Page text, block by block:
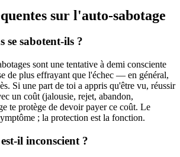
sur l'auto-sabotage
se sabotent-ils ?
sont une tentative à demi consciente
de plus effrayant que l'échec — en général,
Si une part de toi a appris qu'être vu, réussir
un coût (jalousie, rejet, abandon,
te protège de devoir payer ce coût. Le
; la protection est la fonction.
il inconscient ?